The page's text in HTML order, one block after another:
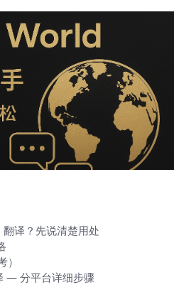
译？先说清楚用处
— 分平台详细步骤